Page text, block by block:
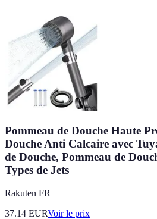
Pommeau de Douche Haute
Douche Anti Calcaire avec
de Douche, Pommeau de
Types de Jets
Rakuten FR
37.14 EURVoir le prix